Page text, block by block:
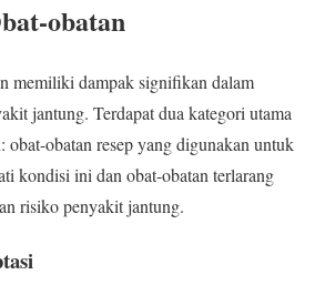
obatan
memiliki dampak signifikan dalam
jantung. Terdapat dua kategori utama
obat-obatan resep yang digunakan untuk
kondisi ini dan obat-obatan terlarang
risiko penyakit jantung.